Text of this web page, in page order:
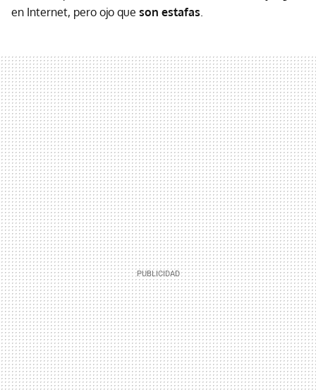
en Internet, pero ojo que son estafas